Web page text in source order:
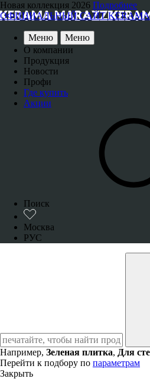
Новая коллекция 2026 Подробнее
ОФИЦИАЛЬНЫЙ САЙТ KERAMA
Меню
Меню
О компании
Продукция
Новости
Профи
Где купить
Акции
Поиск
Москва
РУС
Например, Зеленая плитка, Для
Перейти к подбору по параметрам
Закрыть